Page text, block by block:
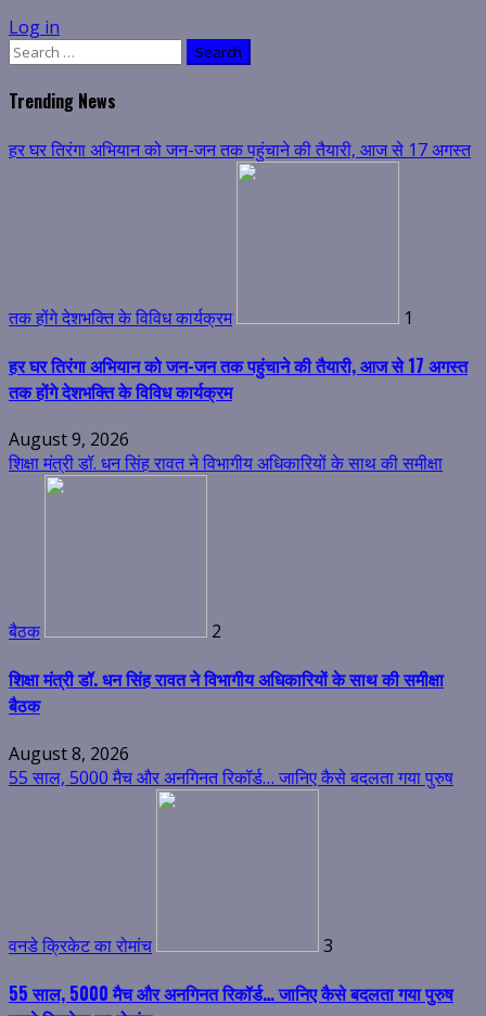
Log in
Search
Trending News
हर घर तिरंगा अभियान को जन-जन तक पहुंचाने की तैयारी, आज से 17 अगस्त
तक होंगे देशभक्ति के विविध कार्यक्रम 1
हर घर तिरंगा अभियान को जन-जन तक पहुंचाने की तैयारी, आज से 17 अगस्त
तक होंगे देशभक्ति के विविध कार्यक्रम
August 9, 2026
शिक्षा मंत्री डॉ. धन सिंह रावत ने विभागीय अधिकारियों के साथ की समीक्षा
बैठक 2
शिक्षा मंत्री डॉ. धन सिंह रावत ने विभागीय अधिकारियों के साथ की समीक्षा
बैठक
August 8, 2026
55 साल, 5000 मैच और अनगिनत रिकॉर्ड… जानिए कैसे बदलता गया पुरुष
वनडे क्रिकेट का रोमांच 3
55 साल, 5000 मैच और अनगिनत रिकॉर्ड… जानिए कैसे बदलता गया पुरुष